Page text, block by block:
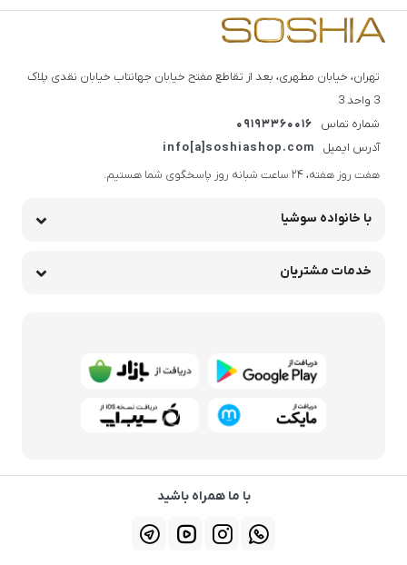
تهران، خیابان مطهری، بعد از تقاطع مفتح خیابان جهانتاب خیابان نقدی پلاک
3 واحد 3
شماره تماس
09193360016
آدرس ایمیل
info[a]soshiashop.com
هفت روز هفته، ۲۴ ساعت شبانه‌ روز پاسخگوی شما هستیم.
با خانواده سوشیا
خدمات مشتریان
با ما همراه باشید